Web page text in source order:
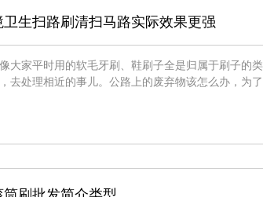
生扫路刷清扫马路实际效果更强
大家平时用的软毛牙刷、鞋刷子全是归属于刷子的
去处理相近的事儿。公路上的废弃物该怎么办，为